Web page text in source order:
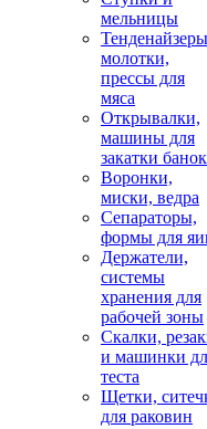
мельницы
молотки,
прессы для
мяса
Открывалки,
машины для
закатки банок
Воронки,
миски, ведра
Сепараторы,
формы для
Держатели,
системы
хранения для
рабочей зоны
Скалки,
и машинки
теста
Щетки,
для раковин